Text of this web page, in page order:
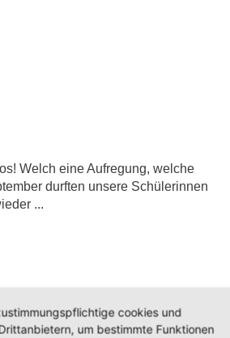
Welch eine Aufregung, welche
durften unsere Schülerinnen
...
cookies und
um bestimmte Funktionen